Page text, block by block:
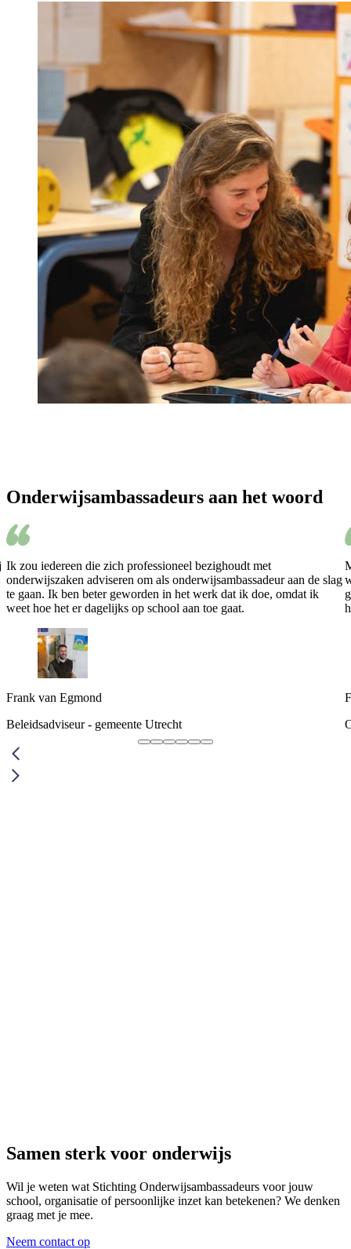
Onderwijsambassadeurs aan het woord
Ik zou iedereen die zich professioneel bezighoudt met
onderwijszaken adviseren om als onderwijsambassadeur aan de slag
te gaan. Ik ben beter geworden in het werk dat ik doe, omdat ik
weet hoe het er dagelijks op school aan toe gaat.
Frank van Egmond
Beleidsadviseur - gemeente Utrecht
Samen sterk voor onderwijs
Wil je weten wat Stichting Onderwijsambassadeurs voor jouw
school, organisatie of persoonlijke inzet kan betekenen? We denken
graag met je mee.
Neem contact op